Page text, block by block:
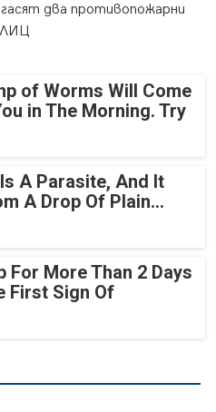
два противопожарни
of Worms Will Come
in The Morning. Try
A Parasite, And It
A Drop Of Plain...
For More Than 2 Days
First Sign Of